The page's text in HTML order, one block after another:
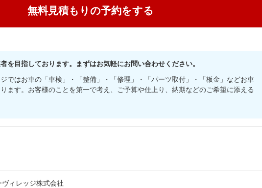
無料見積もりの予約をする
を目指しております。まずはお気軽にお問い合わせください。
ではお車の「車検」・「整備」・「修理」・「パーツ取付」・「板金」などお車
ます。お客様のことを第一で考え、ご予算や仕上り、納期などのご希望に添える
ヴィレッジ株式会社